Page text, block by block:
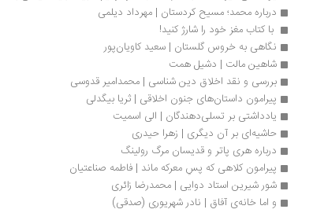
درباره محمد؛ مسیح کردستان | مهرداد دیلمی
با کتاب مغز خود را شارژ کنید!
نگاهی به خروس گلستان | سعید کاویان‌پور
شاهین مالت | دشیل همت
بررسی و نقد اخلاق دین شناسی | محمدامیر قدوسی
پیرامون داستان‌های جنون اخلاقی | ثریا بیگدلی
یادداشتی بر تسلی‌دهندگان | الی اسمیت
حاشیه‌ای بر آن دیگری | زهرا حیدری
درباره هری پاتر و قدیسان مرگ رولینگ
پیرامون کلاهی که پسِ معرکه ماند | فاطمه صناعتیان
شور شیرین استاد دوایی | محمدرضا زائری
و اما خانه‌ی آفاق | نادر شهریوری (صدقی)